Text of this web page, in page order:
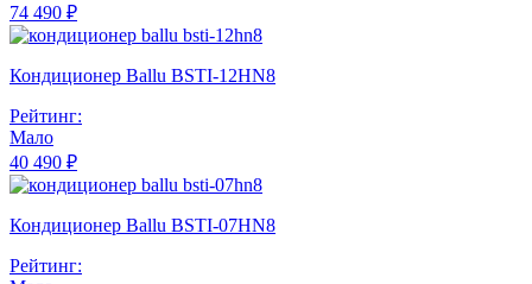
74 490 ₽
Кондиционер Ballu BSTI-12HN8
Рейтинг:
Мало
40 490 ₽
Кондиционер Ballu BSTI-07HN8
Рейтинг: